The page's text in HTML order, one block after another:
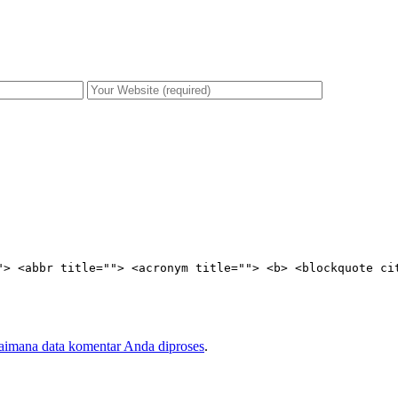
title=""> <acronym title=""> <b> <blockquote
data komentar Anda diproses.